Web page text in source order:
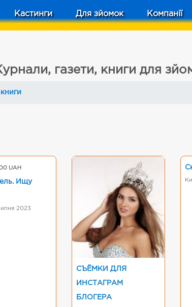
Кастинги Для зйомок Компанії
газети, книги для
UAH
Ищу
2023
СЪЁМКИ ДЛЯ
ИНСТАГРАМ
БЛОГЕРА